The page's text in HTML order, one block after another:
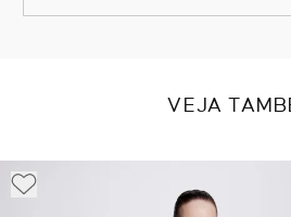
VEJA